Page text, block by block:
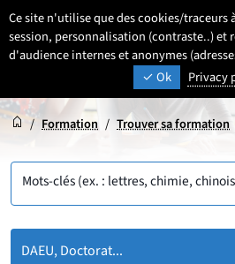
Ce site n'utilise que des cookies/traceurs
session, personnalisation (contraste..) et
d'audience internes et anonymes
Ok
Privacy
Aller
au
contenu
Aller
au
menu
Aller
au
pied
page
UNIVERSITÉ DE LILLE
INSPIRONS DEMAIN
Accueil
Accueil
/ Formation / Trouver sa formation
Mots-clés (ex. : lettres, chimie,
DAEU, Doctorat...